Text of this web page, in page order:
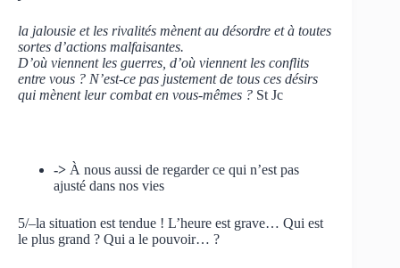
la jalousie et les rivalités mènent au désordre et à toutes
sortes d’actions malfaisantes.
D’où viennent les guerres, d’où viennent les conflits
entre vous ? N’est-ce pas justement de tous ces désirs
qui mènent leur combat en vous-mêmes ? St Jc
-> À nous aussi de regarder ce qui n’est pas
ajusté dans nos vies
5/–la situation est tendue ! L’heure est grave… Qui est
le plus grand ? Qui a le pouvoir… ?